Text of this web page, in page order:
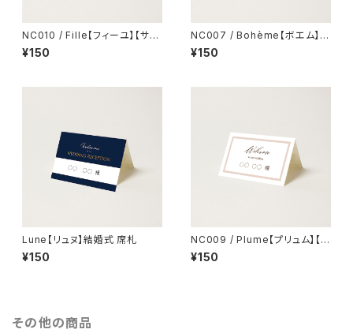
NC010 / Fille【フィーユ】【サン
プル】結婚式 席札
¥150
NC007 / Bohème【ボエム】
【サンプル】結婚式 席札
¥150
Lune【リュヌ】結婚式 席札
¥150
NC009 / Plume【プリュム】【サ
ンプル】結婚式 席札
¥150
その他の商品